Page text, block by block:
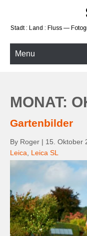
contentStadt : Land : Fluss —
Menu
MONAT:
Gartenbilder
By Roger | 15. Oktober
Leica
Leica SL